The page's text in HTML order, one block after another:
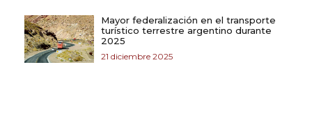
Mayor federalización en el transporte
turístico terrestre argentino durante
2025
21 diciembre 2025